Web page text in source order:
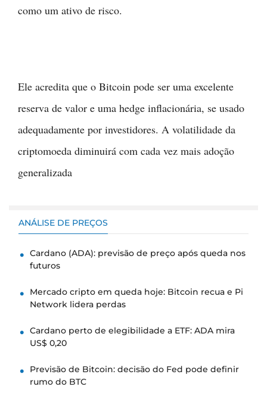
como um ativo de risco.
Ele acredita que o Bitcoin pode ser uma excelente
reserva de valor e uma hedge inflacionária, se usado
adequadamente por investidores. A volatilidade da
criptomoeda diminuirá com cada vez mais adoção
generalizada
ANÁLISE DE PREÇOS
Cardano (ADA): previsão de preço após queda nos
futuros
Mercado cripto em queda hoje: Bitcoin recua e Pi
Network lidera perdas
Cardano perto de elegibilidade a ETF: ADA mira
US$ 0,20
Previsão de Bitcoin: decisão do Fed pode definir
rumo do BTC